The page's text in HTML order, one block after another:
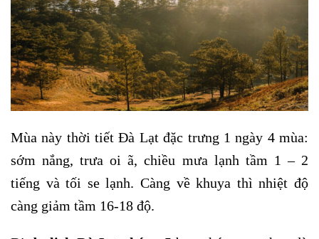
Mùa này thời tiết Đà Lạt đặc trưng 1 ngày 4 mùa:
sớm nắng, trưa oi ã, chiều mưa lạnh tầm 1 – 2
tiếng và tối se lạnh. Càng về khuya thì nhiệt độ
càng giảm tầm 16-18 độ.